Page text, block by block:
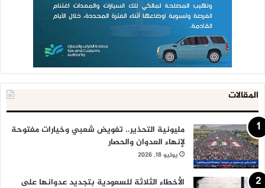
المقالات
مليونية التحذير.. تفويض شعبي وخيارات مفتوحة
لإنهاء العدوان والحصار
يوليو 18, 2026
الأخطاء الثلاثة للسعودية بتجديد عدوانها على